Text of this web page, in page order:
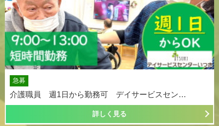
急募
介護職員 週1日から勤務可 デイサービスセン…
詳しく見る